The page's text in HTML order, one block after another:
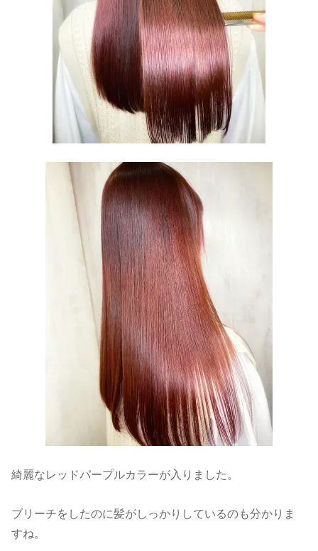
綺麗なレッドパープルカラーが入りました。
ブリーチをしたのに髪がしっかりしているのも分かりま
すね。